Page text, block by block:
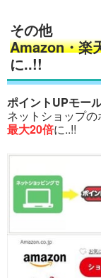
その他
Amazon・楽
に..!!
ポイントUPモー
ネットショップ
最大20倍に..!!